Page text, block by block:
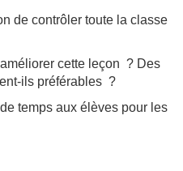
de contrôler toute la classe
cette leçon ? Des
ils préférables ?
temps aux élèves pour les